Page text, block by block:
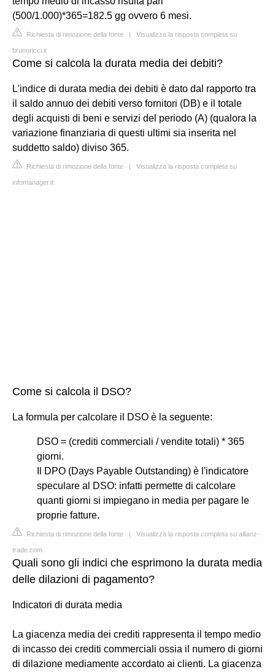
(500/1.000)*365=182.5 gg ovvero 6 mesi.
Richiesta di rimozione della fonte | Visualizza la risposta completa su
brunoricci.it
Come si calcola la durata media dei debiti?
L'indice di durata media dei debiti è dato dal rapporto tra
il saldo annuo dei debiti verso fornitori (DB) e il totale
degli acquisti di beni e servizi del periodo (A) (qualora la
variazione finanziaria di questi ultimi sia inserita nel
suddetto saldo) diviso 365.
Richiesta di rimozione della fonte | Visualizza la risposta completa su
infomanager.it
Come si calcola il DSO?
La formula per calcolare il DSO è la seguente:
DSO = (crediti commerciali / vendite totali) * 365
giorni.
Il DPO (Days Payable Outstanding) è l'indicatore
speculare al DSO: infatti permette di calcolare
quanti giorni si impiegano in media per pagare le
proprie fatture.
Richiesta di rimozione della fonte | Visualizza la risposta completa su allianz-
trade.com
Quali sono gli indici che esprimono la durata media
delle dilazioni di pagamento?
Indicatori di durata media
La giacenza media dei crediti rappresenta il tempo medio
di incasso dei crediti commerciali ossia il numero di giorni
di dilazione mediamente accordato ai clienti. La giacenza